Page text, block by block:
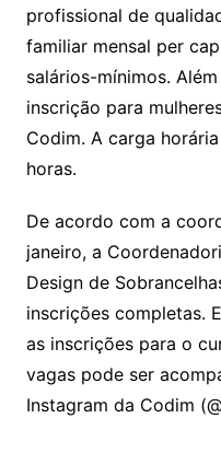
profissional de
familiar mensal per
salários-mínimos.
inscrição para
Codim. A carga
horas.
De acordo com a
janeiro, a
Design de
inscrições completas.
as inscrições para o
vagas pode ser
Instagram da Codim